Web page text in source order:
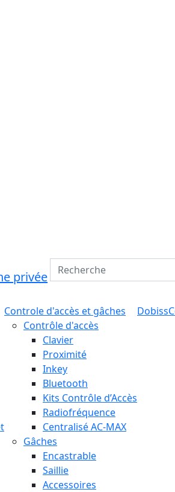
privée
Controle d'accès et gâches
Contrôle d'accès
Clavier
Proximité
Inkey
Bluetooth
Kits Contrôle d’Accès
Radiofréquence
Centralisé AC-MAX
Gâches
Encastrable
Saillie
Accessoires
Dobiss